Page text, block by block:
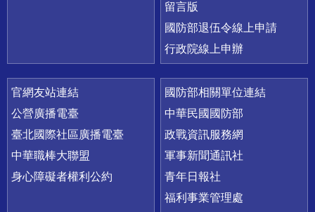
留言版
國防部退伍令線上申請
行政院線上申辦
官網友站連結
公營廣播電臺
臺北國際社區廣播電臺
中華職棒大聯盟
身心障礙者權利公約
國防部相關單位連結
中華民國國防部
政戰資訊服務網
軍事新聞通訊社
青年日報社
福利事業管理處